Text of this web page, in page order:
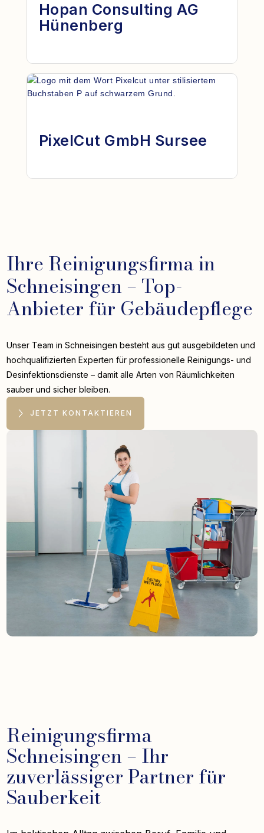
Hopan Consulting AG
Hünenberg
PixelCut GmbH Sursee
Ihre Reinigungsfirma in
Schneisingen – Top-
Anbieter für Gebäudepflege
Unser Team in Schneisingen besteht aus gut ausgebildeten und
hochqualifizierten Experten für professionelle Reinigungs- und
Desinfektionsdienste – damit alle Arten von Räumlichkeiten
sauber und sicher bleiben.
JETZT KONTAKTIEREN
Reinigungsfirma
Schneisingen – Ihr
zuverlässiger Partner für
Sauberkeit